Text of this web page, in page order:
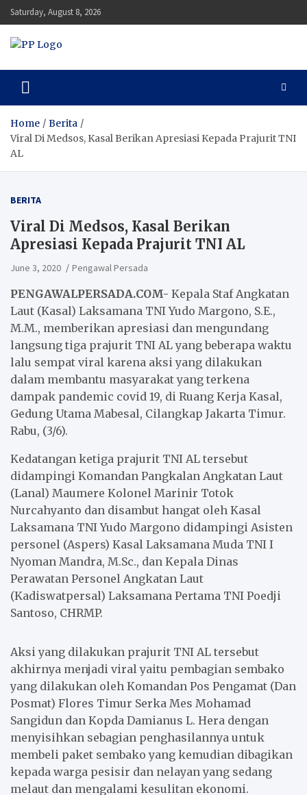
Skip
to
content
Saturday, August 8, 2026
Pengawal Persada
Home
Berita
Viral Di Medsos, Kasal Berikan Apresiasi Kepada Prajurit TNI
AL
BERITA
Viral Di Medsos, Kasal Berikan
Apresiasi Kepada Prajurit TNI AL
June 3, 2020 Pengawal Persada
PENGAWALPERSADA.COM- Kepala Staf Angkatan
Laut (Kasal) Laksamana TNI Yudo Margono, S.E.,
M.M., memberikan apresiasi dan mengundang
langsung tiga prajurit TNI AL yang beberapa waktu
lalu sempat viral karena aksi yang dilakukan
dalam membantu masyarakat yang terkena
dampak pandemic covid 19, di Ruang Kerja Kasal,
Gedung Utama Mabesal, Cilangkap Jakarta Timur.
Rabu, (3/6).
Kedatangan ketiga prajurit TNI AL tersebut
didampingi Komandan Pangkalan Angkatan Laut
(Lanal) Maumere Kolonel Marinir Totok
Nurcahyanto dan disambut hangat oleh Kasal
Laksamana TNI Yudo Margono didampingi Asisten
personel (Aspers) Kasal Laksamana Muda TNI I
Nyoman Mandra, M.Sc., dan Kepala Dinas
Perawatan Personel Angkatan Laut
(Kadiswatpersal) Laksamana Pertama TNI Poedji
Santoso, CHRMP.
Aksi yang dilakukan prajurit TNI AL tersebut
akhirnya menjadi viral yaitu pembagian sembako
yang dilakukan oleh Komandan Pos Pengamat (Dan
Posmat) Flores Timur Serka Mes Mohamad
Sangidun dan Kopda Damianus L. Hera dengan
menyisihkan sebagian penghasilannya untuk
membeli paket sembako yang kemudian dibagikan
kepada warga pesisir dan nelayan yang sedang
melaut dan mengalami kesulitan ekonomi.